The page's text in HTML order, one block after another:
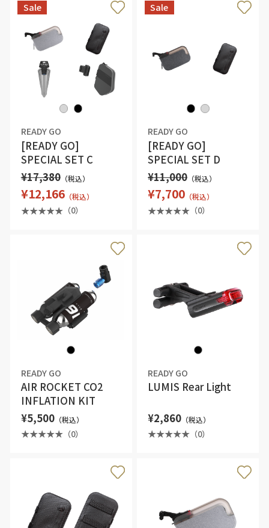
Sale
READY GO
[READY GO]
SPECIAL SET C
¥17,380（税込）
¥12,166（税込）
（0）
Sale
READY GO
[READY GO]
SPECIAL SET D
¥11,000 （税込）
¥7,700 （税込）
（0）
READY GO
AIR ROCKET CO2
INFLATION KIT
¥5,500（税込）
（0）
READY GO
LUMIS Rear Light
¥2,860 （税込）
（0）